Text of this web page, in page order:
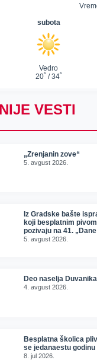
VESTI
„Zrenjanin zove“
5. avgust 2026.
Iz Gradske bašte
koji besplatnim
pozivaju na 41.
5. avgust 2026.
Deo naselja
4. avgust 2026.
Besplatna školica
se jedanaestu godinu
8. jul 2026.